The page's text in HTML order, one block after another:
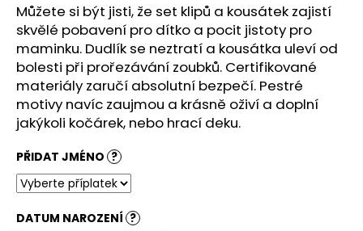
Můžete si být jisti, že set klipů a kousátek zajistí
skvělé pobavení pro dítko a pocit jistoty pro
maminku. Dudlík se neztratí a kousátka uleví od
bolesti při prořezávání zoubků. Certifikované
materiály zaručí absolutní bezpečí. Pestré
motivy navíc zaujmou a krásně oživí a doplní
jakýkoli kočárek, nebo hrací deku.
PŘIDAT JMÉNO ?
DATUM NAROZENÍ ?
D
o
p
o
r
u
č
u
j
e
m
e